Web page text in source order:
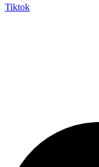
Tiktok